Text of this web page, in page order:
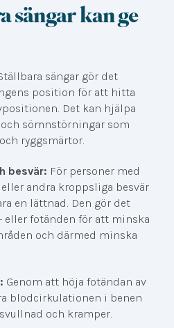
sängar kan ge
sängar gör det
position för att hitta
Det kan hjälpa
sömnstörningar som
ryggsmärtor.
besvär: För personer med
andra kroppsliga besvär
en lättnad. Den gör det
fotänden för att minska
och därmed minska
Genom att höja fotändan av
blodcirkulationen i benen
och kramper.